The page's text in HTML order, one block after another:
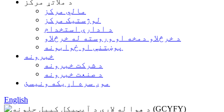
د ملاتړ مرکز
مالي مرکز
لوژستیک مرکز
د ادارې استخدام
د خرڅلاو دمخه او وروسته له خرڅلاو
پوښتنې او ځوابونه
خبرونه
د شرکت خبرونه
د صنعت خبرونه
موږ سره اړیکه ونیسئ
English